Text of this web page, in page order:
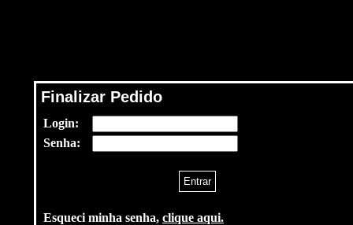
Finalizar Pedido
Login:
Senha:
Esqueci minha senha, clique aqui.